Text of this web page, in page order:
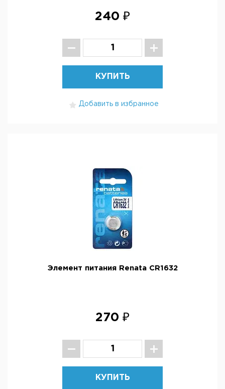
240 ₽
КУПИТЬ
Добавить в избранное
Элемент питания Renata CR1632
270 ₽
КУПИТЬ